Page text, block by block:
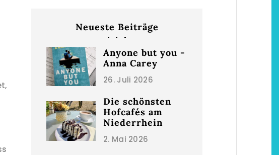
Neueste Beiträge
Anyone but you -
Anna Carey
26. Juli 2026
Die schönsten
Hofcafés am
Niederrhein
2. Mai 2026